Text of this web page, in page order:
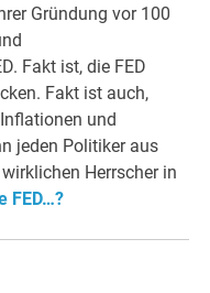
Gründung vor 100
Fakt ist, die FED
Fakt ist auch,
und
jeden Politiker aus
Herrscher in
FED…?